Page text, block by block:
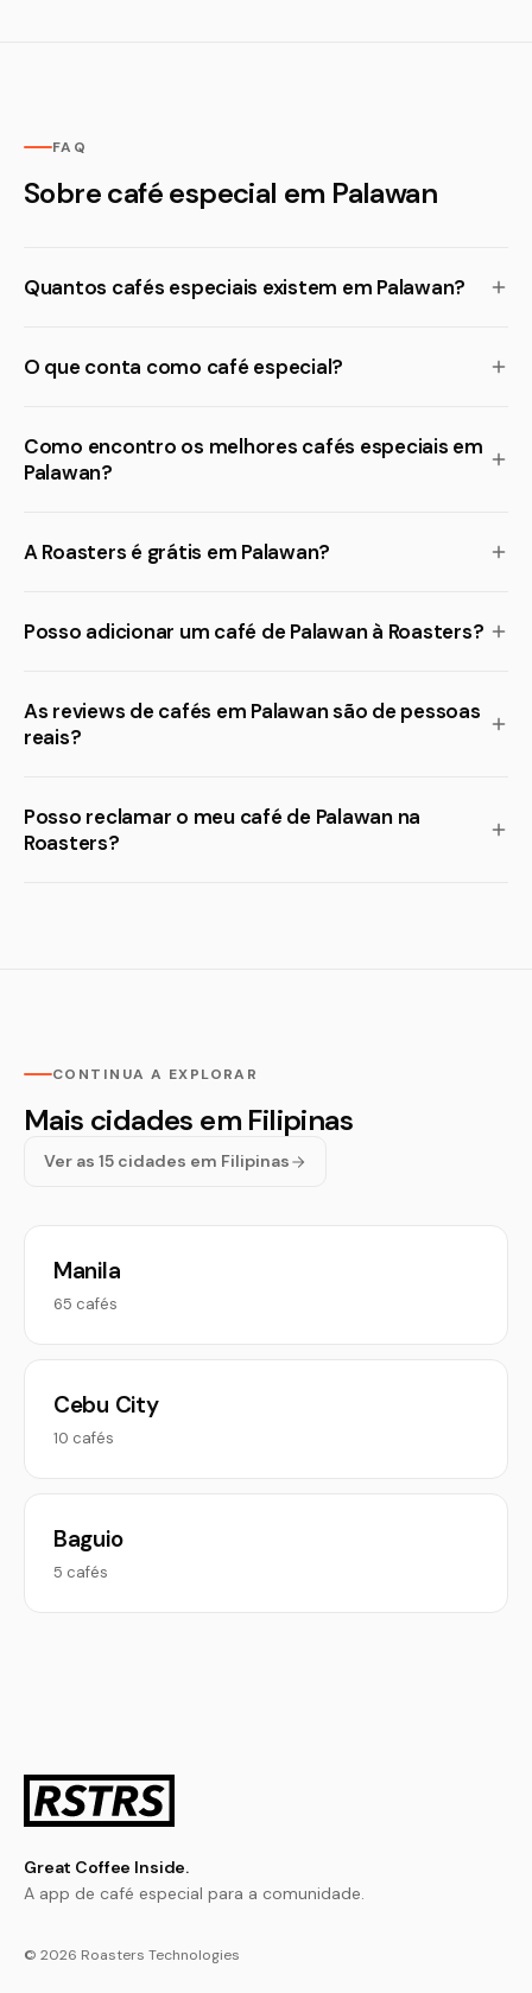
FAQ
Sobre café especial em Palawan
Quantos cafés especiais existem em Palawan?
O que conta como café especial?
Como encontro os melhores cafés especiais em
Palawan?
A Roasters é grátis em Palawan?
Posso adicionar um café de Palawan à Roasters?
As reviews de cafés em Palawan são de pessoas
reais?
Posso reclamar o meu café de Palawan na
Roasters?
CONTINUA A EXPLORAR
Mais cidades em Filipinas
Ver as 15 cidades em Filipinas
Manila
65 cafés
Cebu City
10 cafés
Baguio
5 cafés
Great Coffee Inside.
A app de café especial para a comunidade.
© 2026 Roasters Technologies